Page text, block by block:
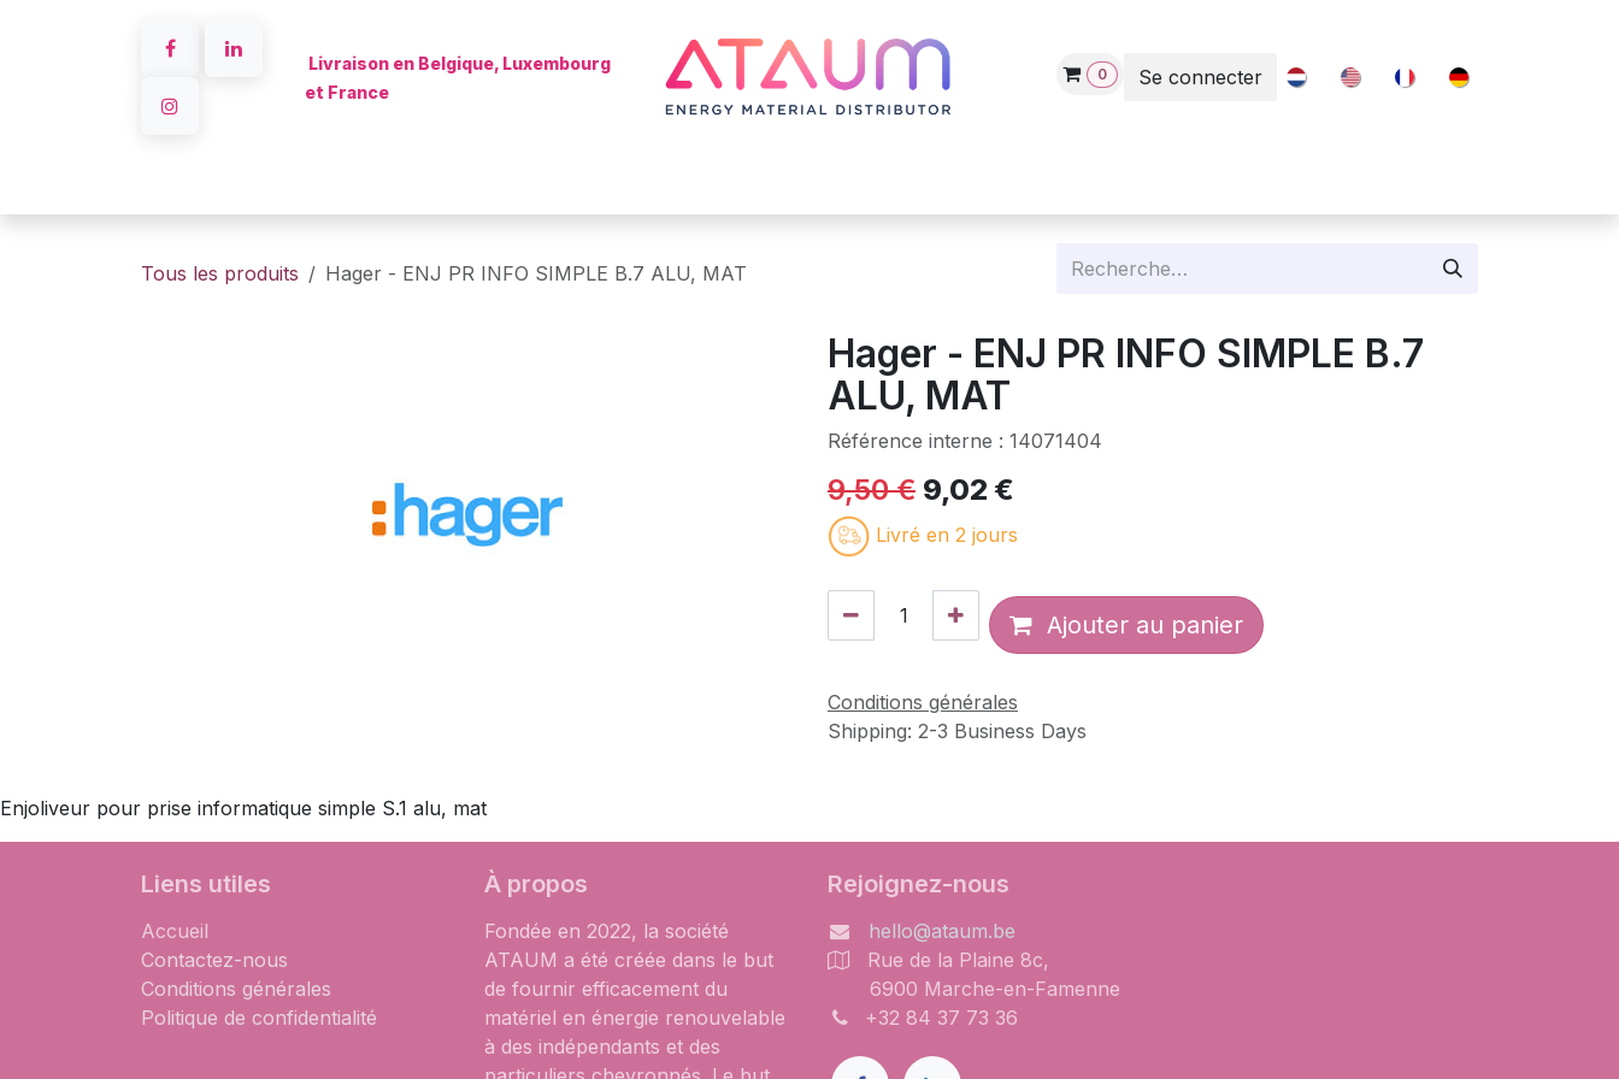
Livraison en Belgique, Luxembourg
et France
0 Se connecter
Tous les produits Hager - ENJ PR INFO SIMPLE B.7 ALU, MAT
Hager - ENJ PR INFO SIMPLE B.7
ALU, MAT
Référence interne : 14071404
9,50€ 9,02 €
Livré en 2 jours
Ajouter au panier
Conditions générales
Shipping: 2-3 Business Days
Enjoliveur pour prise informatique simple S.1 alu, mat
Liens utiles
Accueil
Contactez-nous
Conditions générales
Politique de confidentialité
À propos
Fondée en 2022, la société
ATAUM a été créée dans le but
de fournir efficacement du
matériel en énergie renouvelable
à des indépendants et des
Rejoignez-nous
hello@ataum.be
Rue de la Plaine 8c,
6900 Marche-en-Famenne
+32 84 37 73 36